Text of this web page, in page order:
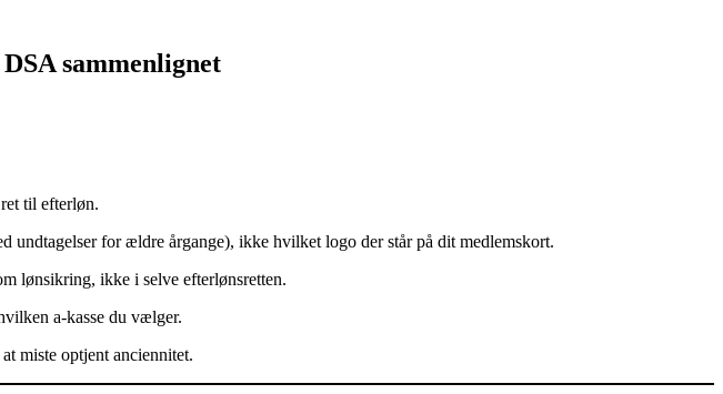
sammenlignet
til efterløn.
undtagelser for ældre årgange), ikke hvilket logo der står på dit medlemskort.
lønsikring, ikke i selve efterlønsretten.
a-kasse du vælger.
miste optjent anciennitet.